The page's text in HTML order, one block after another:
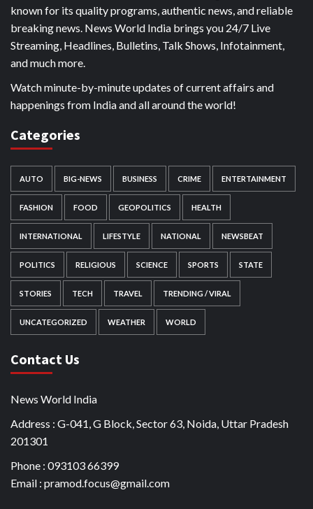
known for its quality programs, authentic news, and reliable
breaking news. News World India brings you 24/7 Live
Streaming, Headlines, Bulletins, Talk Shows, Infotainment,
and much more.
Watch minute-by-minute updates of current affairs and
happenings from India and all around the world!
Categories
AUTO BIG-NEWS BUSINESS CRIME ENTERTAINMENT
FASHION FOOD GEOPOLITICS HEALTH
INTERNATIONAL LIFESTYLE NATIONAL NEWSBEAT
POLITICS RELIGIOUS SCIENCE SPORTS STATE
STORIES TECH TRAVEL TRENDING / VIRAL
UNCATEGORIZED WEATHER WORLD
Contact Us
News World India
Address : G-041, G Block, Sector 63, Noida, Uttar Pradesh
201301
Phone : 093103 66399
Email : pramod.focus@gmail.com